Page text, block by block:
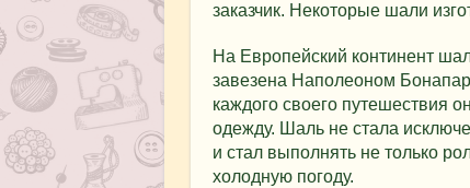
заказчик. Некоторые шали
На Европейский континент
завезена Наполеоном
каждого своего путешествия
одежду. Шаль не стала
и стал выполнять не только
холодную погоду.